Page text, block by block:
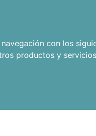
con los
productos y